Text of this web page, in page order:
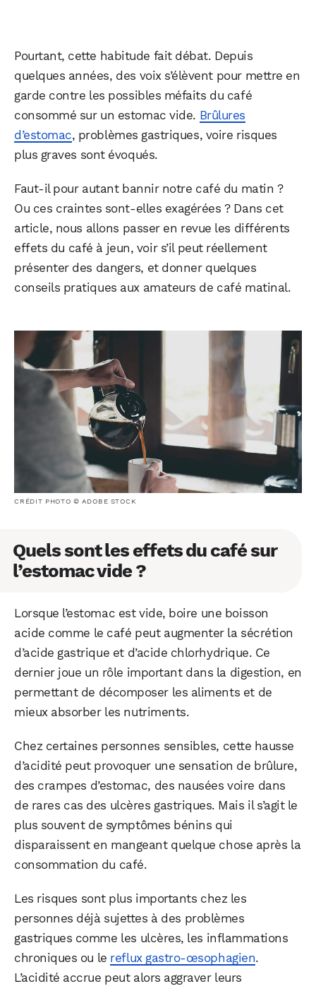
Pourtant, cette habitude fait débat. Depuis
quelques années, des voix s’élèvent pour mettre en
garde contre les possibles méfaits du café
consommé sur un estomac vide. Brûlures
d’estomac, problèmes gastriques, voire risques
plus graves sont évoqués.
Faut-il pour autant bannir notre café du matin ?
Ou ces craintes sont-elles exagérées ? Dans cet
article, nous allons passer en revue les différents
effets du café à jeun, voir s’il peut réellement
présenter des dangers, et donner quelques
conseils pratiques aux amateurs de café matinal.
CRÉDIT PHOTO © ADOBE STOCK
Quels sont les effets du café sur
l’estomac vide ?
Lorsque l’estomac est vide, boire une boisson
acide comme le café peut augmenter la sécrétion
d’acide gastrique et d’acide chlorhydrique. Ce
dernier joue un rôle important dans la digestion, en
permettant de décomposer les aliments et de
mieux absorber les nutriments.
Chez certaines personnes sensibles, cette hausse
d’acidité peut provoquer une sensation de brûlure,
des crampes d’estomac, des nausées voire dans
de rares cas des ulcères gastriques. Mais il s’agit le
plus souvent de symptômes bénins qui
disparaissent en mangeant quelque chose après la
consommation du café.
Les risques sont plus importants chez les
personnes déjà sujettes à des problèmes
gastriques comme les ulcères, les inflammations
chroniques ou le reflux gastro-œsophagien.
L’acidité accrue peut alors aggraver leurs